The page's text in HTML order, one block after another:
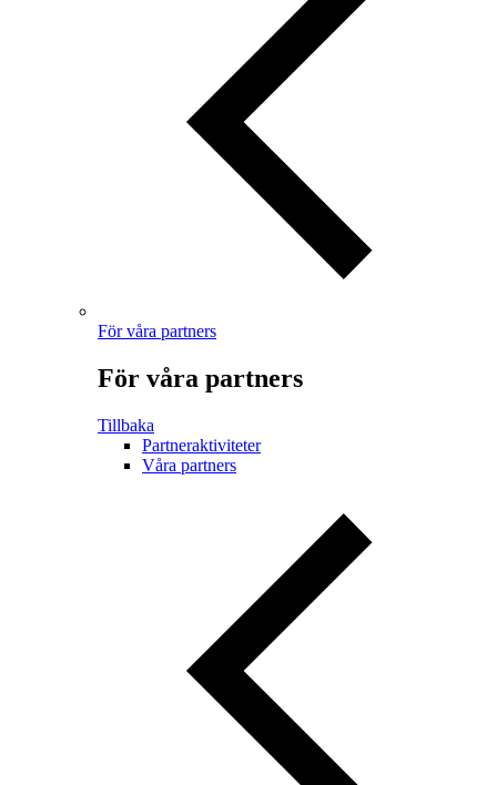
För våra partners
För våra partners
Tillbaka
Partneraktiviteter
Våra partners